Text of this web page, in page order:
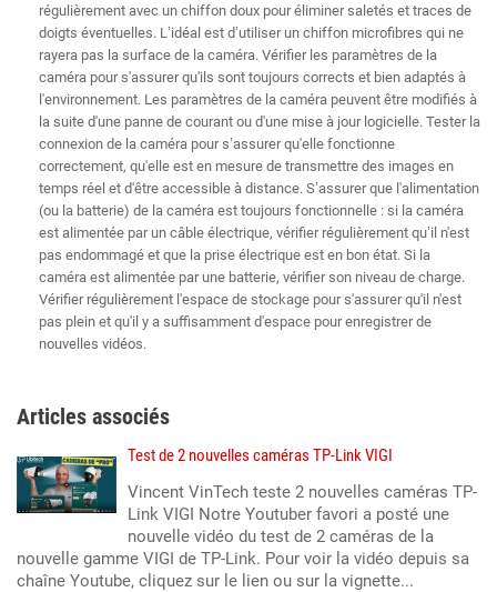
régulièrement avec un chiffon doux pour éliminer saletés et traces de
doigts éventuelles. L’idéal est d’utiliser un chiffon microfibres qui ne
rayera pas la surface de la caméra. Vérifier les paramètres de la
caméra pour s'assurer qu'ils sont toujours corrects et bien adaptés à
l'environnement. Les paramètres de la caméra peuvent être modifiés à
la suite d'une panne de courant ou d'une mise à jour logicielle. Tester la
connexion de la caméra pour s’assurer qu'elle fonctionne
correctement, qu'elle est en mesure de transmettre des images en
temps réel et d'être accessible à distance. S’assurer que l'alimentation
(ou la batterie) de la caméra est toujours fonctionnelle : si la caméra
est alimentée par un câble électrique, vérifier régulièrement qu’il n'est
pas endommagé et que la prise électrique est en bon état. Si la
caméra est alimentée par une batterie, vérifier son niveau de charge.
Vérifier régulièrement l'espace de stockage pour s'assurer qu'il n'est
pas plein et qu'il y a suffisamment d'espace pour enregistrer de
nouvelles vidéos.
Articles associés
Test de 2 nouvelles caméras TP-Link VIGI
Vincent VinTech teste 2 nouvelles caméras TP-
Link VIGI Notre Youtuber favori a posté une
nouvelle vidéo du test de 2 caméras de la
nouvelle gamme VIGI de TP-Link. Pour voir la vidéo depuis sa
chaîne Youtube, cliquez sur le lien ou sur la vignette...